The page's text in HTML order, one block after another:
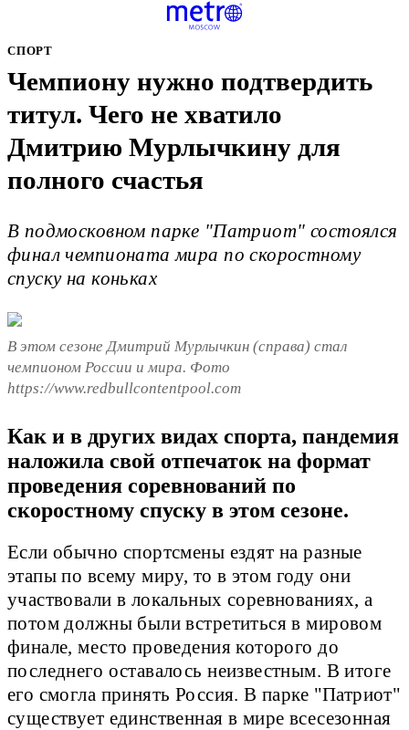
СПОРТ
Чемпиону нужно подтвердить
титул. Чего не хватило
Дмитрию Мурлычкину для
полного счастья
В подмосковном парке "Патриот" состоялся
финал чемпионата мира по скоростному
спуску на коньках
В этом сезоне Дмитрий Мурлычкин (справа) стал
чемпионом России и мира. Фото
https://www.redbullcontentpool.com
Как и в других видах спорта, пандемия
наложила свой отпечаток на формат
проведения соревнований по
скоростному спуску в этом сезоне.
Если обычно спортсмены ездят на разные
этапы по всему миру, то в этом году они
участвовали в локальных соревнованиях, а
потом должны были встретиться в мировом
финале, место проведения которого до
последнего оставалось неизвестным. В итоге
его смогла принять Россия. В парке "Патриот"
существует единственная в мире всесезонная